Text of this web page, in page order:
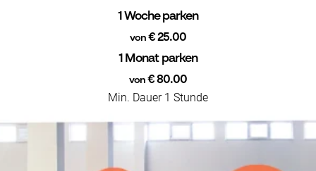
1 Woche parken
von€ 25.00
1 Monat parken
von€ 80.00
Min. Dauer 1 Stunde